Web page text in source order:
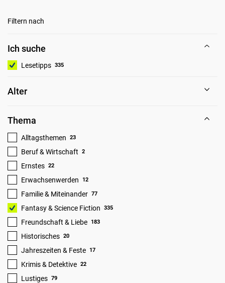
Filtern nach
Ich suche
Lesetipps 335
Alter
Thema
Alltagsthemen 23
Beruf & Wirtschaft 2
Ernstes 22
Erwachsenwerden 12
Familie & Miteinander 77
Fantasy & Science Fiction 335
Freundschaft & Liebe 183
Historisches 20
Jahreszeiten & Feste 17
Krimis & Detektive 22
Lustiges 79